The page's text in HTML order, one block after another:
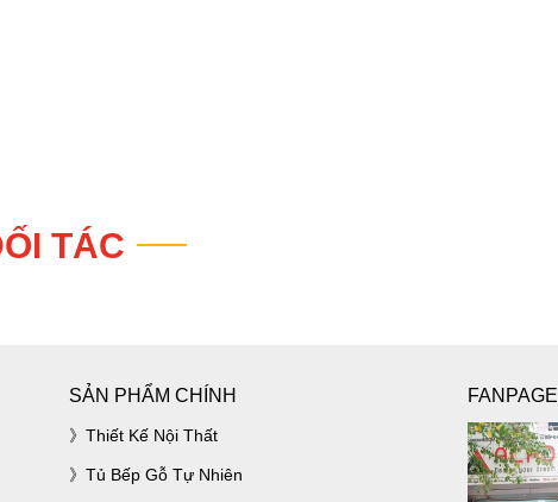
TÁC
SẢN PHẨM CHÍNH
Thiết Kế Nội Thất
Tủ Bếp Gỗ Tự Nhiên
FANPAGE